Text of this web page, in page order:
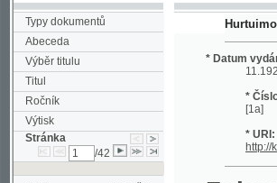
Typy dokumentů
Abeceda
Výběr titulu
Titul
Ročník
Výtisk
Stránka
PDF Vytvořit
rozsah stran: (max. 20)
Hurtuimosia -
* Datum vydání
11.1929
* Číslo
* URI: